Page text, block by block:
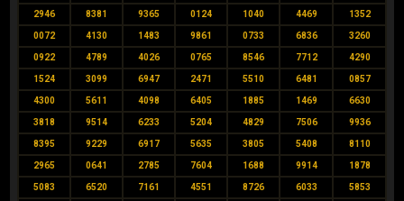
2946 8381 9365 0124 1040 4469 1352
0072 4130 1483 9861 0733 6836 3260
0922 4789 4026 0765 8546 7712 4290
1524 3099 6947 2471 5510 6481 0857
4300 5611 4098 6405 1885 1469 6630
3818 9514 6233 5204 4829 7506 9936
8395 9229 6917 5635 3805 5408 8110
2965 0641 2785 7604 1688 9914 1878
5083 6520 7161 4551 8726 6033 5853